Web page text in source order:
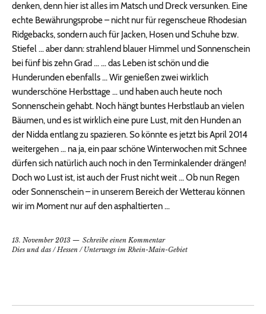
denken, denn hier ist alles im Matsch und Dreck versunken. Eine
echte Bewährungsprobe – nicht nur für regenscheue Rhodesian
Ridgebacks, sondern auch für Jacken, Hosen und Schuhe bzw.
Stiefel … aber dann: strahlend blauer Himmel und Sonnenschein
bei fünf bis zehn Grad … … das Leben ist schön und die
Hunderunden ebenfalls … Wir genießen zwei wirklich
wunderschöne Herbsttage … und haben auch heute noch
Sonnenschein gehabt. Noch hängt buntes Herbstlaub an vielen
Bäumen, und es ist wirklich eine pure Lust, mit den Hunden an
der Nidda entlang zu spazieren. So könnte es jetzt bis April 2014
weitergehen … na ja, ein paar schöne Winterwochen mit Schnee
dürfen sich natürlich auch noch in den Terminkalender drängen!
Doch wo Lust ist, ist auch der Frust nicht weit … Ob nun Regen
oder Sonnenschein – in unserem Bereich der Wetterau können
wir im Moment nur auf den asphaltierten …
13. November 2013
Schreibe einen Kommentar
Dies und das /Hessen / Unterwegs im Rhein-Main-Gebiet